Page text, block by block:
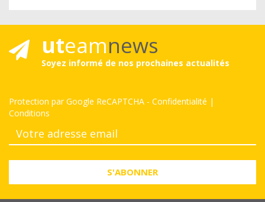
uteamnews
Soyez informé de nos prochaines actualités
S'ABONNER
Protection par Google ReCAPTCHA - Confidentialité |
Conditions